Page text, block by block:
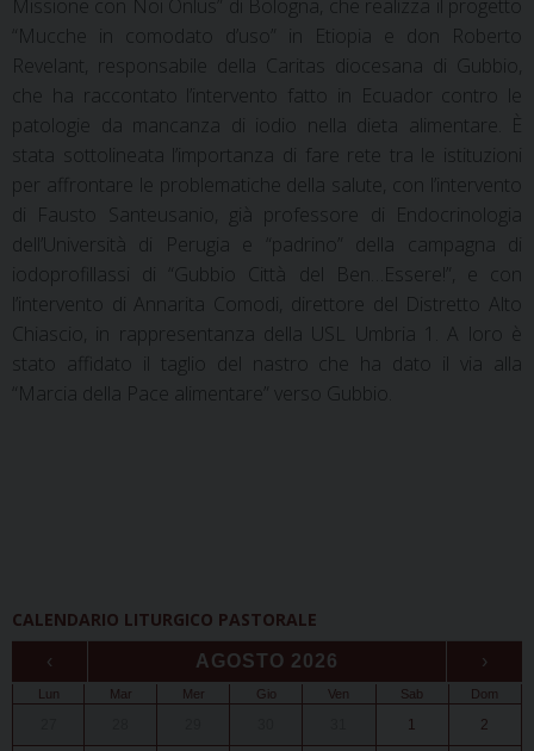
Missione con Noi Onlus” di Bologna, che realizza il progetto
“Mucche in comodato d’uso” in Etiopia e don Roberto
Revelant, responsabile della Caritas diocesana di Gubbio,
che ha raccontato l’intervento fatto in Ecuador contro le
patologie da mancanza di iodio nella dieta alimentare. È
stata sottolineata l’importanza di fare rete tra le istituzioni
per affrontare le problematiche della salute, con l’intervento
di Fausto Santeusanio, già professore di Endocrinologia
dell’Università di Perugia e “padrino” della campagna di
iodoprofillassi di “Gubbio Città del Ben…Essere!”, e con
l’intervento di Annarita Comodi, direttore del Distretto Alto
Chiascio, in rappresentanza della USL Umbria 1. A loro è
stato affidato il taglio del nastro che ha dato il via alla
“Marcia della Pace alimentare” verso Gubbio.
CALENDARIO LITURGICO PASTORALE
‹ AGOSTO 2026 ›
Lun Mar Mer Gio Ven Sab Dom
1 2